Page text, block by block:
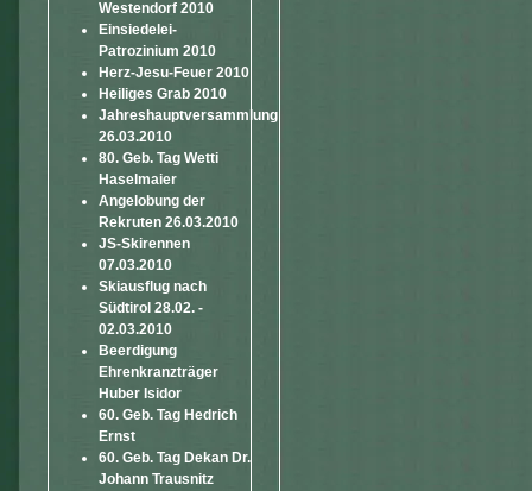
Westendorf 2010
Einsiedelei-
Patrozinium 2010
Herz-Jesu-Feuer 2010
Heiliges Grab 2010
Jahreshauptversammlung
26.03.2010
80. Geb. Tag Wetti
Haselmaier
Angelobung der
Rekruten 26.03.2010
JS-Skirennen
07.03.2010
Skiausflug nach
Südtirol 28.02. -
02.03.2010
Beerdigung
Ehrenkranzträger
Huber Isidor
60. Geb. Tag Hedrich
Ernst
60. Geb. Tag Dekan Dr.
Johann Trausnitz